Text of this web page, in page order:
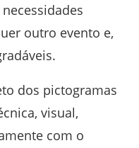
outro evento e,
dos pictogramas
visual,
com o